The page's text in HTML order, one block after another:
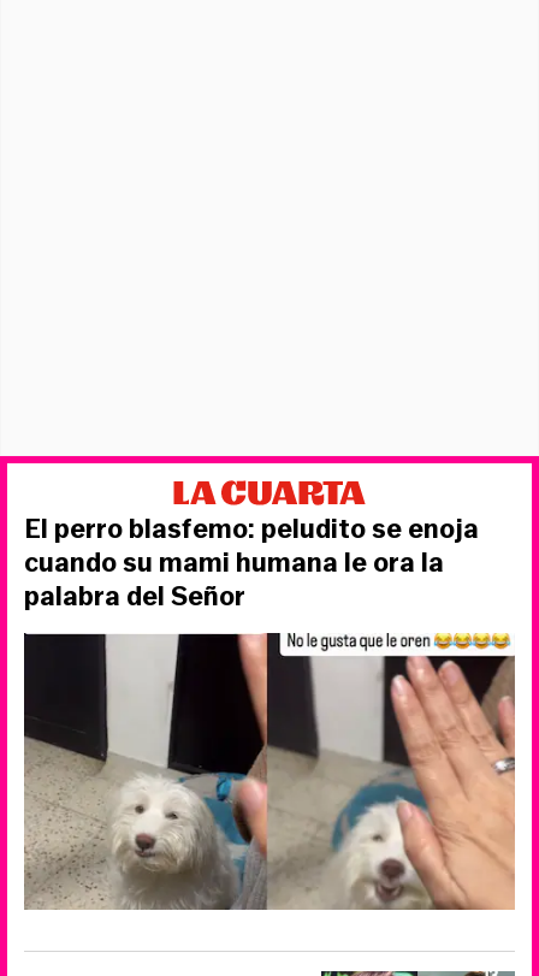
El perro blasfemo: peludito se enoja
cuando su mami humana le ora la
palabra del Señor